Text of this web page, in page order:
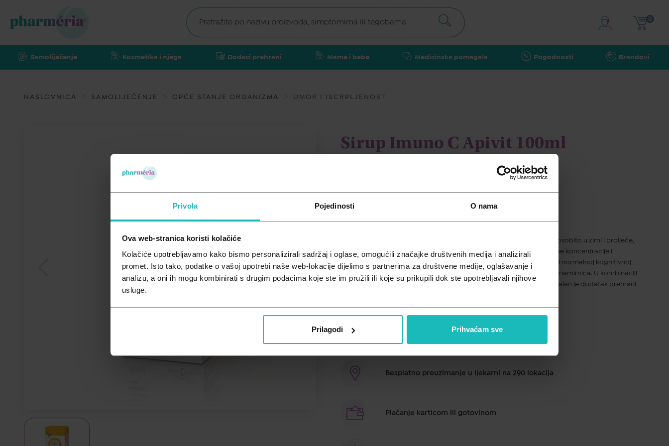
Privola Pojedinosti O nama
Ova web-stranica koristi kolačiće
Kolačiće upotrebljavamo kako bismo personalizirali sadržaj i oglase, omogućili značajke društvenih medija i analizirali
promet. Isto tako, podatke o vašoj upotrebi naše web-lokacije dijelimo s partnerima za društvene medije, oglašavanje i
analizu, a oni ih mogu kombinirati s drugim podacima koje ste im pružili ili koje su prikupili dok ste upotrebljavali njihove
usluge.
Prilagodi Prihvaćam sve
Samoliječenje Kozmetika i njega Dodaci prehrani Mame i bebe Medicinska pomagala Pogodnosti Brandovi
0
NASLOVNICA SAMOLIJEČENJE OPĆE STANJE ORGANIZMA UMOR I ISCRPLJENOST
Sirup Imuno C Apivit 100ml
8,59
Apivit imuno C sirup preporučamo kao vitaminsku dopunu prehrani, osobito u zimi i proljeće,
kod djece sa smanjenim apetitom, kod premorene školske djece slabe koncentracije i
pojačanog umora. Zbog minerala cinka u sastavu proizvod doprinosi normalnoj kognitivnoj
funkciji. Med je sa svim svojim osobinama prehrambena, ali i ljekovita namirnica. U kombinaciji
s vitaminom C iz acerole, koja je poznati prirodni izvor vitamina C, idealan je dodatak prehrani
Brza dostava u roku od 1 do 2 dana
Besplatno preuzimanje u ljekarni na 290 lokacija
Plaćanje karticom ili gotovinom